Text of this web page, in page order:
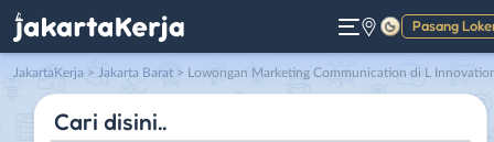
Pasang
Gelap
JakartaKerja > Jakarta Barat > Lowongan Marketing Communication di L